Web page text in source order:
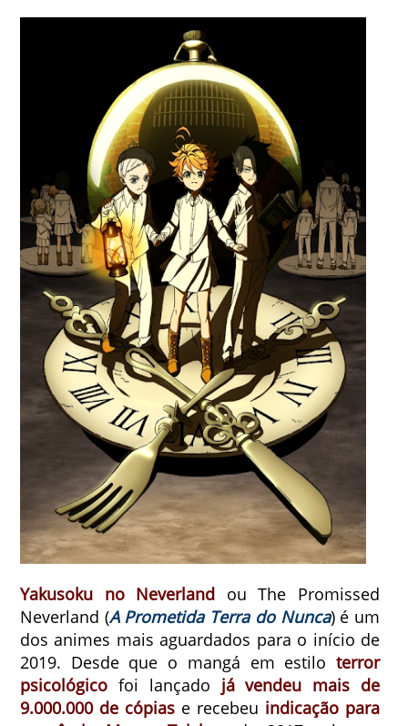
Yakusoku no Neverland ou The Promissed
Neverland (A Prometida Terra do Nunca) é um
dos animes mais aguardados para o início de
2019. Desde que o mangá em estiloterror
psicológico foi lançado já vendeu mais de
9.000.000 de cópias e recebeu indicação para